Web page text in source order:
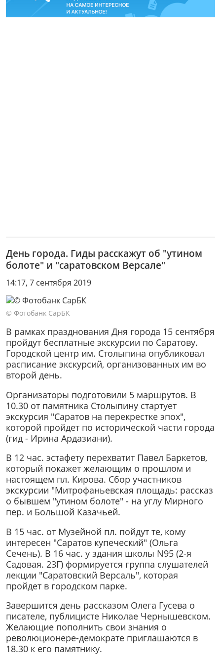
День города. Гиды расскажут об "утином
болоте" и "саратовском Версале"
14:17, 7 сентября 2019
© Фотобанк СарБК
В рамках празднования Дня города 15 сентября
пройдут бесплатные экскурсии по Саратову.
Городской центр им. Столыпина опубликовал
расписание экскурсий, организованных им во
второй день.
Организаторы подготовили 5 маршрутов. В
10.30 от памятника Столыпину стартует
экскурсия "Саратов на перекрестке эпох",
которой пройдет по исторической части города
(гид - Ирина Ардазиани).
В 12 час. эстафету перехватит Павел Баркетов,
который покажет желающим о прошлом и
настоящем пл. Кирова. Сбор участников
экскурсии "Митрофаньевская площадь: рассказ
о бывшем "утином болоте" - на углу Мирного
пер. и Большой Казачьей.
В 15 час. от Музейной пл. пойдут те, кому
интересен "Саратов купеческий" (Ольга
Сечень). В 16 час. у здания школы N95 (2-я
Садовая. 23Г) формируется группа слушателей
лекции "Саратовский Версаль", которая
пройдет в городском парке.
Завершится день рассказом Олега Гусева о
писателе, публицисте Николае Чернышевском.
Желающие пополнить свои знания о
революционере-демократе приглашаются в
18.30 к его памятнику.